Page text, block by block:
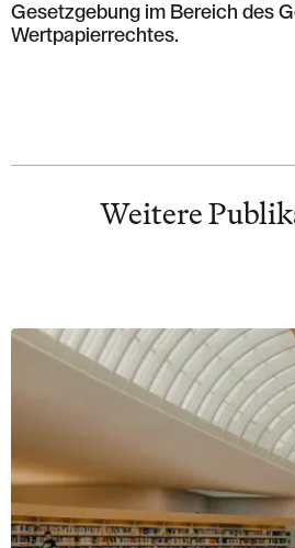
Gesetzgebung im Bereich des
Wertpapierrechtes.
Weitere